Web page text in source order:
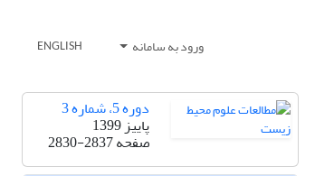
ورود به سامانه ENGLISH
دوره 5، شماره 3
پاییز 1399
صفحه2830-2837